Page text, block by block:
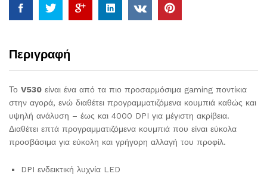
Περιγραφή
Το V530 είναι ένα από τα πιο προσαρμόσιμα gaming ποντίκια
στην αγορά, ενώ διαθέτει προγραμματιζόμενα κουμπιά καθώς και
υψηλή ανάλυση – έως και 4000 DPI για μέγιστη ακρίβεια.
Διαθέτει επτά προγραμματιζόμενα κουμπιά που είναι εύκολα
προσβάσιμα για εύκολη και γρήγορη αλλαγή του προφίλ.
DPI ενδεικτική λυχνία LED